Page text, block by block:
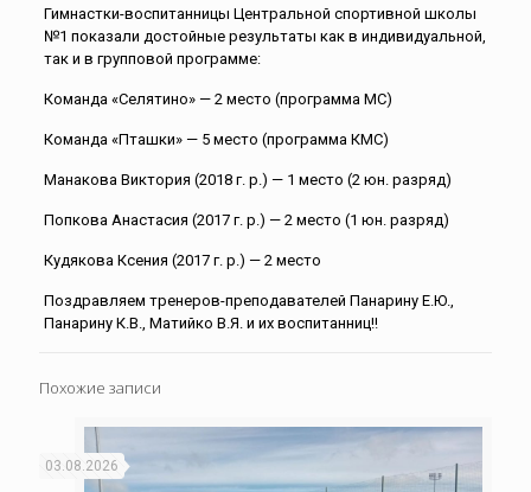
Гимнастки-воспитанницы Центральной спортивной школы
№1 показали достойные результаты как в индивидуальной,
так и в групповой программе:
Команда «Селятино» — 2 место (программа МС)
Команда «Пташки» — 5 место (программа КМС)
Манакова Виктория (2018 г. р.) — 1 место (2 юн. разряд)
Попкова Анастасия (2017 г. р.) — 2 место (1 юн. разряд)
Кудякова Ксения (2017 г. р.) — 2 место
Поздравляем тренеров-преподавателей Панарину Е.Ю.,
Панарину К.В., Матийко В.Я. и их воспитанниц!!
Похожие записи
03.08.2026